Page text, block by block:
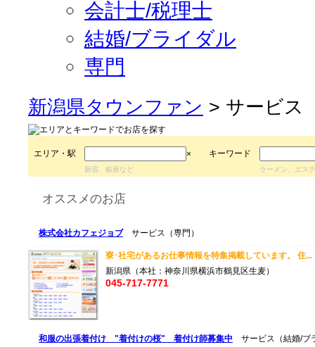
会計士/税理士
結婚/ブライダル
専門
新潟県タウンファン > サービス
エリア・駅 × キーワード
新宿、銀座など ラーメン、エス
オススメのお店
株式会社カフェジョブサービス（専門）
寮･社宅があるお仕事情報を特集掲載しています。 住
新潟県（本社：神奈川県横浜市鶴見区生麦）
045-717-7771
和服の出張着付け "着付けの桜" 着付け師募集中 サービス（結婚/ブ